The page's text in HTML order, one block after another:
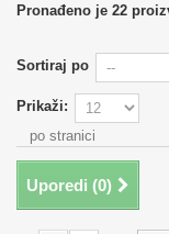
Pronađeno je 22
Sortiraj po
Prikaži:
po stranici
Uporedi (0)